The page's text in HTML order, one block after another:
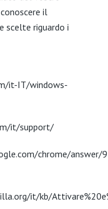
il
scelte riguardo i
it-IT/windows-
it/support/
chrome/answer/
it/kb/